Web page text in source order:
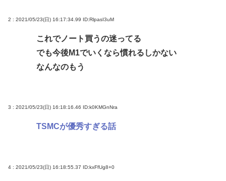
【映画動員ランキング】「映画ちいかわ」動員1位に
返り咲き！「ミニオンズ」「あの星」「ブルーロッ
ク」もランクイン
2 : 2021/05/23(日) 16:17:34.99 ID:RlpasI3uM
これでノート買うの迷ってる
でも今後M1でいくなら慣れるしかない
なんなのもう
3 : 2021/05/23(日) 16:18:16.46 ID:k0KMGnNra
TSMCが優秀すぎる話
4 : 2021/05/23(日) 16:18:55.37 ID:kxFfUg8+0